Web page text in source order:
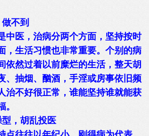
不到
中医，治病分两个方面，坚持按时
，生活习惯也非常重要。个别的病
依然过着以前糜烂的生活，整天胡
、抽烟、酗酒，手淫或房事依旧频
治不好很正常，谁能坚持谁就能获
。
，胡乱投医